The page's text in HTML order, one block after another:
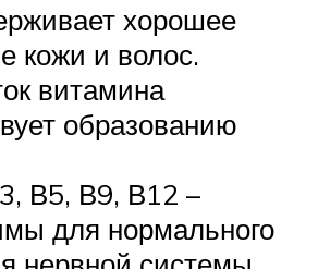
хорошее
кожи и волос.
витамина
образованию
В5, В9, В12 –
для нормального